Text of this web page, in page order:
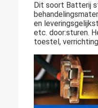
Dit soort Batterij
en
etc. door:sturen.
toestel,